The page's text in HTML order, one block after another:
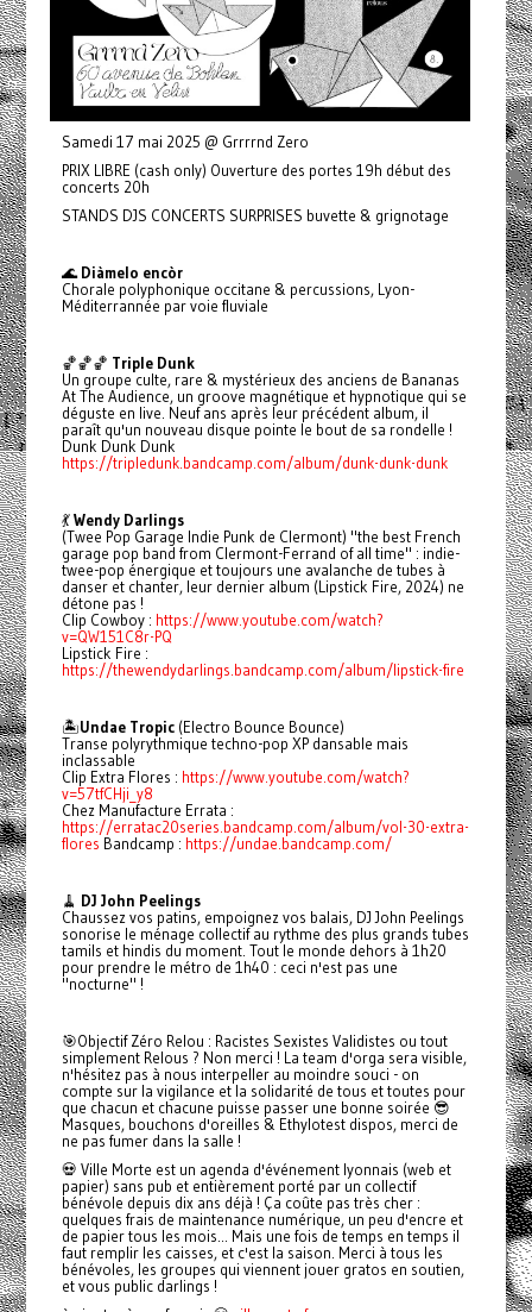
Samedi 17 mai 2025 @ Grrrrnd Zero
PRIX LIBRE (cash only) Ouverture des portes 19h début des
concerts 20h
STANDS DJS CONCERTS SURPRISES buvette & grignotage
🌊 Diàmelo encòr
Chorale polyphonique occitane & percussions, Lyon-
Méditerrannée par voie fluviale
🏀🏀🏀 Triple Dunk
Un groupe culte, rare & mystérieux des anciens de Bananas
At The Audience, un groove magnétique et hypnotique qui se
déguste en live. Neuf ans après leur précédent album, il
paraît qu'un nouveau disque pointe le bout de sa rondelle !
Dunk Dunk Dunk
https://tripledunk.bandcamp.com/album/dunk-dunk-dunk
💃Wendy Darlings
(Twee Pop Garage Indie Punk de Clermont) "the best French
garage pop band from Clermont-Ferrand of all time" : indie-
twee-pop énergique et toujours une avalanche de tubes à
danser et chanter, leur dernier album (Lipstick Fire, 2024) ne
détone pas !
Clip Cowboy : https://www.youtube.com/watch?
v=QW151C8r-PQ
Lipstick Fire :
https://thewendydarlings.bandcamp.com/album/lipstick-fire
🏝️Undae Tropic(Electro Bounce Bounce)
Transe polyrythmique techno-pop XP dansable mais
inclassable
Clip Extra Flores : https://www.youtube.com/watch?
v=57tfCHji_y8
Chez Manufacture Errata :
https://erratac20series.bandcamp.com/album/vol-30-extra-
flores Bandcamp : https://undae.bandcamp.com/
🧹 DJ John Peelings
Chaussez vos patins, empoignez vos balais, DJ John Peelings
sonorise le ménage collectif au rythme des plus grands tubes
tamils et hindis du moment. Tout le monde dehors à 1h20
pour prendre le métro de 1h40 : ceci n'est pas une
"nocturne" !
🎯Objectif Zéro Relou : Racistes Sexistes Validistes ou tout
simplement Relous ? Non merci ! La team d'orga sera visible,
n'hésitez pas à nous interpeller au moindre souci - on
compte sur la vigilance et la solidarité de tous et toutes pour
que chacun et chacune puisse passer une bonne soirée 😎
Masques, bouchons d'oreilles & Ethylotest dispos, merci de
ne pas fumer dans la salle !
💀 Ville Morte est un agenda d'événement lyonnais (web et
papier) sans pub et entièrement porté par un collectif
bénévole depuis dix ans déjà ! Ça coûte pas très cher :
quelques frais de maintenance numérique, un peu d'encre et
de papier tous les mois... Mais une fois de temps en temps il
faut remplir les caisses, et c'est la saison. Merci à tous les
bénévoles, les groupes qui viennent jouer gratos en soutien,
et vous public darlings !